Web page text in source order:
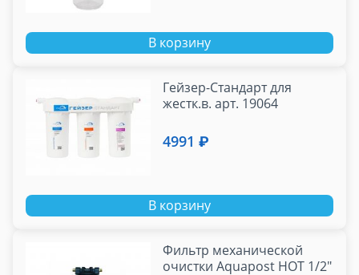
В корзину
Гейзер-Стандарт для
жестк.в. арт. 19064
4991 ₽
В корзину
Фильтр механической
очистки Aquapost HOT 1/2"